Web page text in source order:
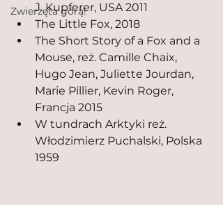
Zwierzęta górą!
J. Kupferer, USA 2011
The Little Fox, 2018
The Short Story of a Fox and a
Mouse, reż. Camille Chaix,
Hugo Jean, Juliette Jourdan,
Marie Pillier, Kevin Roger,
Francja 2015
W tundrach Arktyki reż.
Włodzimierz Puchalski, Polska
1959